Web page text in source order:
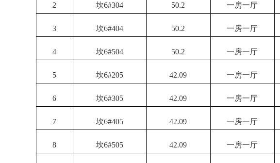
2 坎6#304 50.2 一房一厅
3 坎6#404 50.2 一房一厅
4 坎6#504 50.2 一房一厅
5 坎6#205 42.09 一房一厅
6 坎6#305 42.09 一房一厅
7 坎6#405 42.09 一房一厅
8 坎6#505 42.09 一房一厅